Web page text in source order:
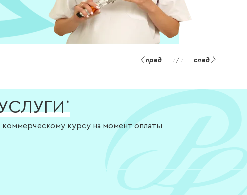
пред 1/1 след
*
коммерческому курсу на момент оплаты